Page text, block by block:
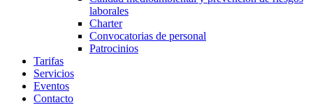
laborales
Charter
Convocatorias de personal
Patrocinios
Tarifas
Servicios
Eventos
Contacto